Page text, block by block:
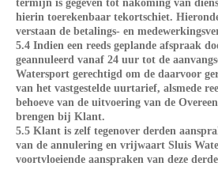
termijn is gegeven tot nakoming van
hierin toerekenbaar tekortschiet.
verstaan de betalings- en
5.4 Indien een reeds geplande afspraak
geannuleerd vanaf 24 uur tot de
Watersport gerechtigd om de daarvoor
van het vastgestelde uurtarief, alsmede
behoeve van de uitvoering van de
brengen bij Klant.
5.5 Klant is zelf tegenover derden
van de annulering en vrijwaart Sluis
voortvloeiende aanspraken van deze